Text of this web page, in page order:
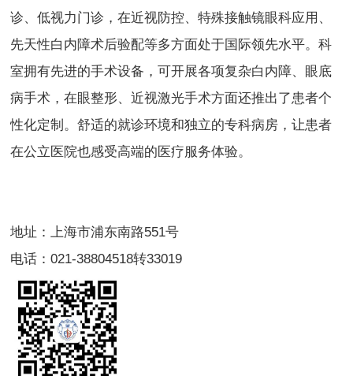
诊、低视力门诊，在近视防控、特殊接触镜眼科应用、
先天性白内障术后验配等多方面处于国际领先水平。科
室拥有先进的手术设备，可开展各项复杂白内障、眼底
病手术，在眼整形、近视激光手术方面还推出了患者个
性化定制。舒适的就诊环境和独立的专科病房，让患者
在公立医院也感受高端的医疗服务体验。
地址：上海市浦东南路551号
电话：021-38804518转33019